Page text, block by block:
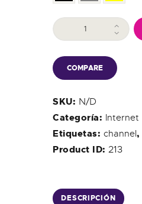
COMPARE
SKU: N/D
Categoría: Internet
Etiquetas: channel,
Product ID: 213
DESCRIPCIÓN